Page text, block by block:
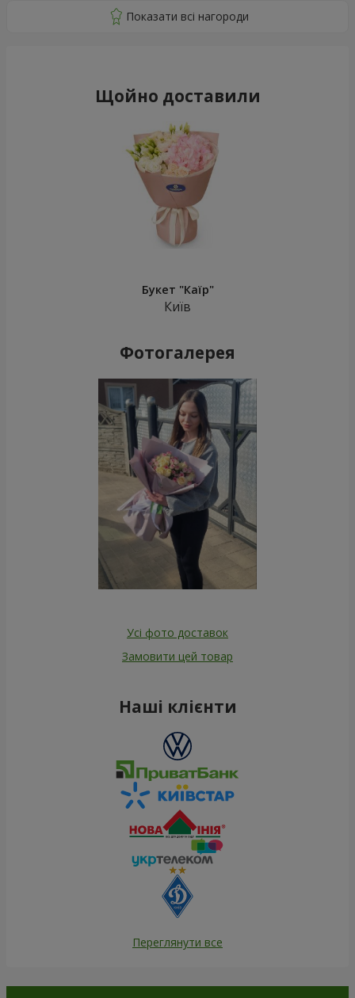
Щойно доставили
Букет "Каїр"
Київ
Фотогалерея
Усі фото доставок
Замовити цей товар
Наші клієнти
Переглянути все